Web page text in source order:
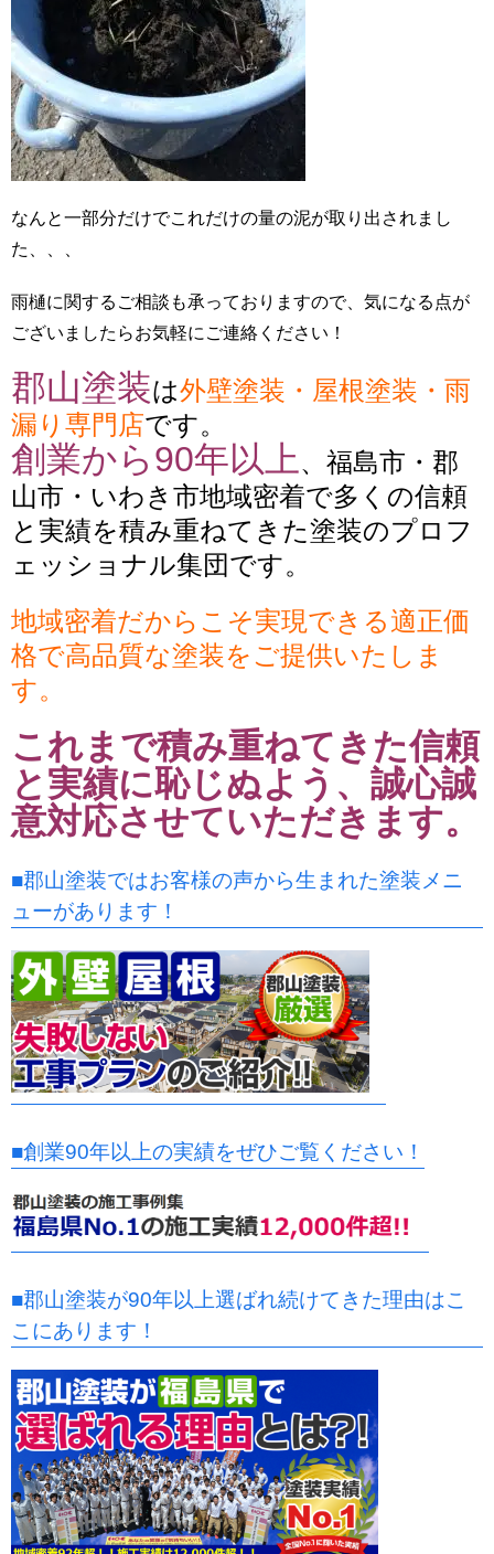
なんと一部分だけでこれだけの量の泥が取り出されまし
た、、、
雨樋に関するご相談も承っておりますので、気になる点が
ございましたらお気軽にご連絡ください！
郡山塗装は外壁塗装・屋根塗装・雨
漏り専門店です。
創業から90年以上 、福島市・郡
山市・いわき市地域密着で多くの信頼
と実績を積み重ねてきた塗装のプロフ
ェッショナル集団です。
地域密着だからこそ実現できる適正価
格で高品質な塗装をご提供いたしま
す。
これまで積み重ねてきた信頼
と実績に恥じぬよう、誠心誠
意対応させていただきます。
■郡山塗装ではお客様の声から生まれた塗装メニ
ューがあります！
■創業90年以上の実績をぜひご覧ください！
■郡山塗装が90年以上選ばれ続けてきた理由はこ
こにあります！